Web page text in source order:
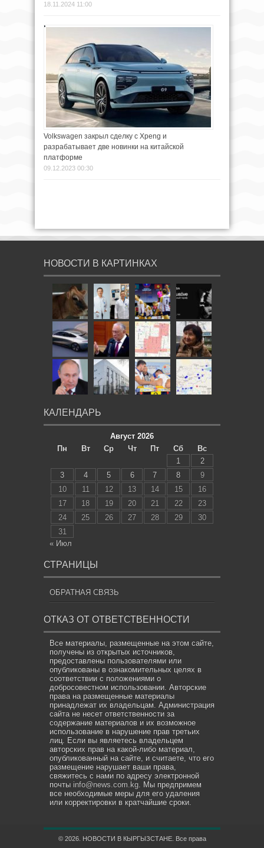
18.11.2024 11:00
Volkswagen закрыл сделку с Xpeng и
разрабатывает две новинки на китайской
платформе
09.12.2023 00:30
НОВОСТИ В КАРТИНКАХ
КАЛЕНДАРЬ
Август 2026
Пн
Вт Ср Чт Пт Сб
Вс
1
2
3
4 5 6 7 8
9
10
11 12 13 14 15
16
17
18 19 20 21 22
23
24
25 26 27 28 29
30
31
« Июл
СТРАНИЦЫ
ОБРАТНАЯ СВЯЗЬ
ОТКАЗ ОТ ОТВЕТСТВЕННОСТИ
Все материалы, размещенные на этом сайте,
получены из открытых источников,
предоставлены пользователями или
опубликованы в ознакомительных целях в
соответствии с положениями о
добросовестном использовании. Авторские
права на размещенные материалы
принадлежат их владельцам. Администрация
сайта не несет ответственности за
содержание материалов и их возможное
использование в нарушение прав третьих
лиц. Если вы являетесь владельцем
авторских прав на какой-либо материал,
опубликованный на сайте, и считаете, что его
размещение нарушает ваши права,
свяжитесь с нами по адресу электронной
почты info@news.com.kg. Мы предпримем
все необходимые меры для его удаления
или корректировки в кратчайшие сроки.
© 2026. НОВОСТИ В КЫРГЫЗСТАНЕ. Все права